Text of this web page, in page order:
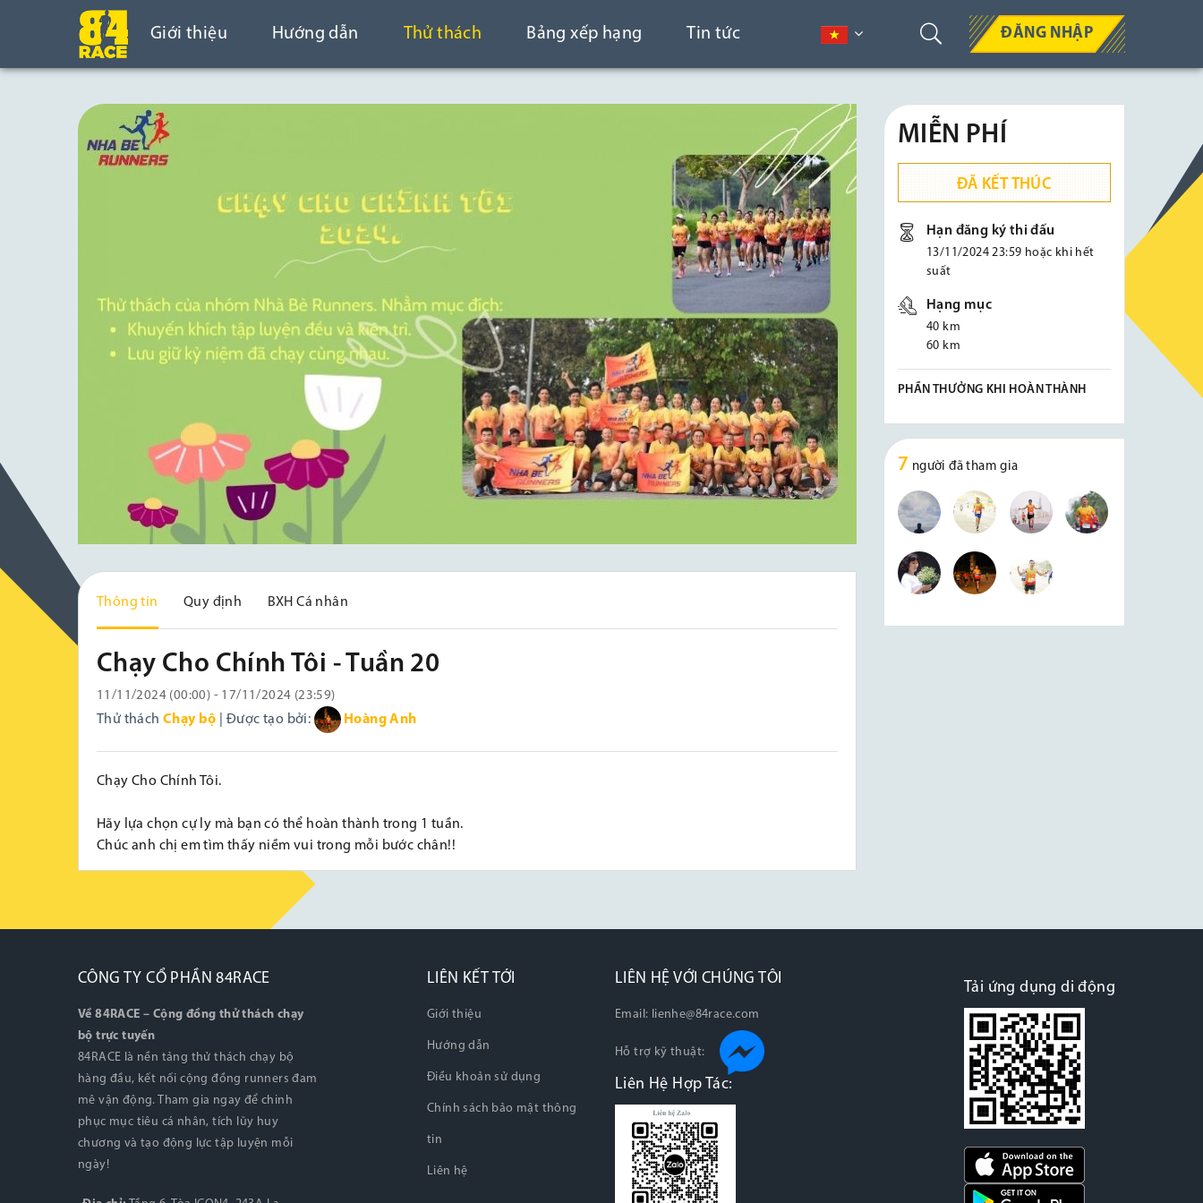
Giới thiệu Hướng dẫn Thử thách Bảng xếp hạng Tin tức ĐĂNG NHẬP
Thông tin Quy định BXH Cá nhân
Chạy Cho Chính Tôi - Tuần 20
11/11/2024 (00:00) - 17/11/2024 (23:59)
Thử thách Chạy bộ | Được tạo bởi: Hoàng Anh
Chạy Cho Chính Tôi.
Hãy lựa chọn cự ly mà bạn có thể hoàn thành trong 1 tuần.
Chúc anh chị em tìm thấy niềm vui trong mỗi bước chân!!
MIỄN PHÍ
ĐÃ KẾT THÚC
Hạn đăng ký thi đấu
13/11/2024 23:59 hoặc khi hết
suất
Hạng mục
40 km
60 km
PHẦN THƯỞNG KHI HOÀN THÀNH
7 người đã tham gia
CÔNG TY CỔ PHẦN 84RACE
Về 84RACE – Cộng đồng thử thách chạy
bộ trực tuyến
84RACE là nền tảng thử thách chạy bộ
hàng đầu, kết nối cộng đồng runners đam
mê vận động. Tham gia ngay để chinh
phục mục tiêu cá nhân, tích lũy huy
chương và tạo động lực tập luyện mỗi
ngày!
LIÊN KẾT TỚI
Giới thiệu
Hướng dẫn
Điều khoản sử dụng
Chính sách bảo mật thông
tin
Liên hệ
LIÊN HỆ VỚI CHÚNG TÔI
Email: lienhe@84race.com
Hỗ trợ kỹ thuật:
Liên Hệ Hợp Tác:
Tải ứng dụng di động